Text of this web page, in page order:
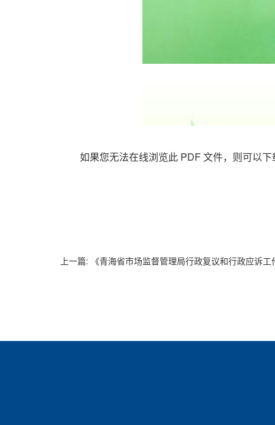
如果您无法在线浏览此 PDF 文件，则可以
上一篇: 《青海省市场监督管理局行政复议和行政应诉